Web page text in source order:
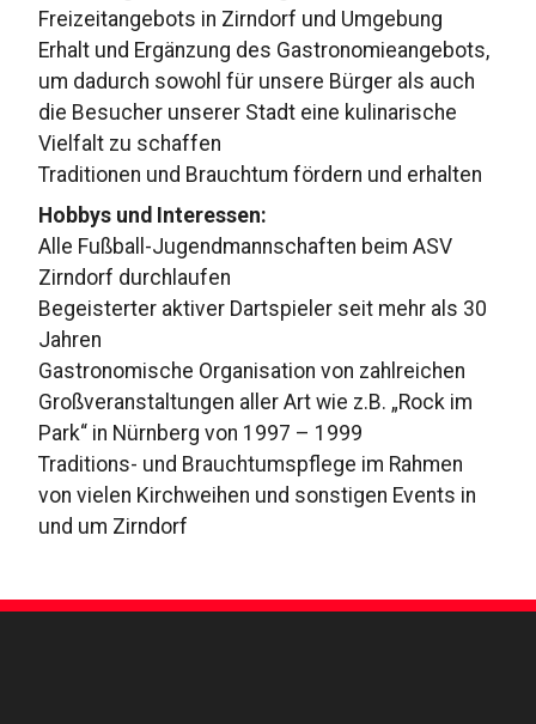
Freizeitangebots in Zirndorf und Umgebung
Erhalt und Ergänzung des Gastronomieangebots,
um dadurch sowohl für unsere Bürger als auch
die Besucher unserer Stadt eine kulinarische
Vielfalt zu schaffen
Traditionen und Brauchtum fördern und erhalten
Hobbys und Interessen:
Alle Fußball-Jugendmannschaften beim ASV
Zirndorf durchlaufen
Begeisterter aktiver Dartspieler seit mehr als 30
Jahren
Gastronomische Organisation von zahlreichen
Großveranstaltungen aller Art wie z.B. „Rock im
Park“ in Nürnberg von 1997 – 1999
Traditions- und Brauchtumspflege im Rahmen
von vielen Kirchweihen und sonstigen Events in
und um Zirndorf